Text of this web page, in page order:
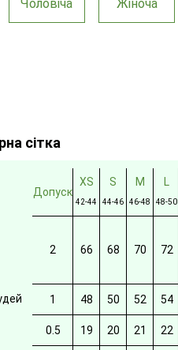
Чоловіча Жіноча
сітка
Допуск
XS
42-44
S
44-46
M
46-48
L
48-50
2 66 68 70 72
1 48 50 52 54
0.5 19 20 21 22